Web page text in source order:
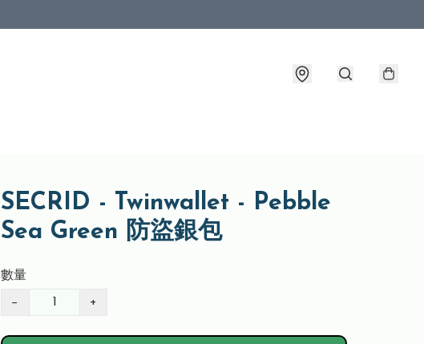
SECRID - Twinwallet - Pebble
Sea Green 防盜銀包
數量
− +